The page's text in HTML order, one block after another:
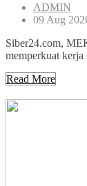
ADMIN
09 Aug
Siber24.com,
memperkuat kerja
Read More